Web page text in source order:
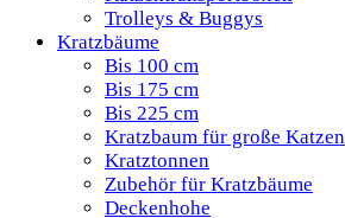
Trolleys & Buggys
Kratzbäume
Bis 100 cm
Bis 175 cm
Bis 225 cm
Kratzbaum für große Katzen
Kratztonnen
Zubehör für Kratzbäume
Deckenhohe